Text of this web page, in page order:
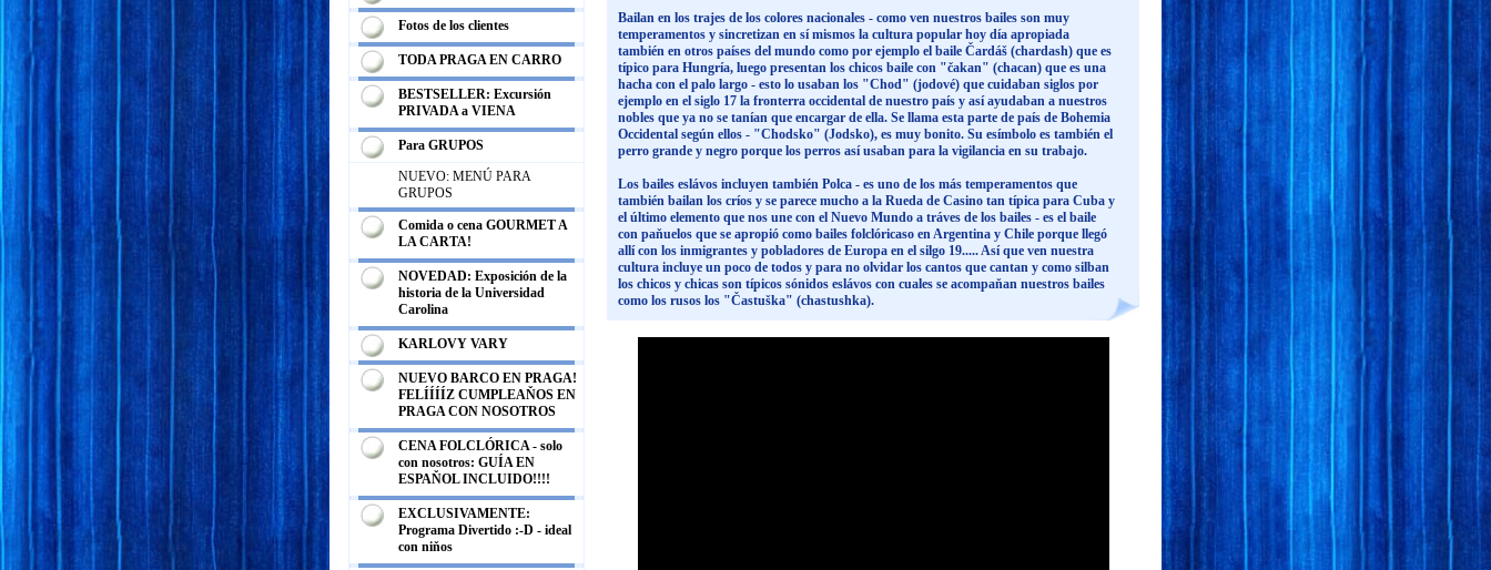
Bailan en los trajes de los colores nacionales - como ven nuestros bailes son muy
temperamentos y sincretizan en sí mismos la cultura popular hoy día apropiada
también en otros países del mundo como por ejemplo el baile Čardáš (chardash) que es
típico para Hungría, luego presentan los chicos baile con "čakan" (chacan) que es una
hacha con el palo largo - esto lo usaban los "Chod" (jodové) que cuidaban siglos por
ejemplo en el siglo 17 la fronterra occidental de nuestro país y así ayudaban a nuestros
nobles que ya no se tanían que encargar de ella. Se llama esta parte de país de Bohemia
Occidental según ellos - "Chodsko" (Jodsko), es muy bonito. Su esímbolo es también el
perro grande y negro porque los perros así usaban para la vigilancia en su trabajo.
Los bailes eslávos incluyen también Polca - es uno de los más temperamentos que
también bailan los críos y se parece mucho a la Rueda de Casino tan típica para Cuba y
el último elemento que nos une con el Nuevo Mundo a tráves de los bailes - es el baile
con paňuelos que se apropió como bailes folclóricaso en Argentina y Chile porque llegó
allí con los inmigrantes y pobladores de Europa en el silgo 19..... Así que ven nuestra
cultura incluye un poco de todos y para no olvidar los cantos que cantan y como silban
los chicos y chicas son típicos sónidos eslávos con cuales se acompaňan nuestros bailes
como los rusos los "Častuška" (chastushka).
Fotos de los clientes
TODA PRAGA EN CARRO
BESTSELLER: Excursión
PRIVADA a VIENA
Para GRUPOS
NUEVO: MENÚ PARA
GRUPOS
Comida o cena GOURMET A
LA CARTA!
NOVEDAD: Exposición de la
historia de la Universidad
Carolina
KARLOVY VARY
NUEVO BARCO EN PRAGA!
FELÍÍÍÍZ CUMPLEAŇOS EN
PRAGA CON NOSOTROS
CENA FOLCLÓRICA - solo
con nosotros: GUÍA EN
ESPAŇOL INCLUIDO!!!!
EXCLUSIVAMENTE:
Programa Divertido :-D - ideal
con niňos